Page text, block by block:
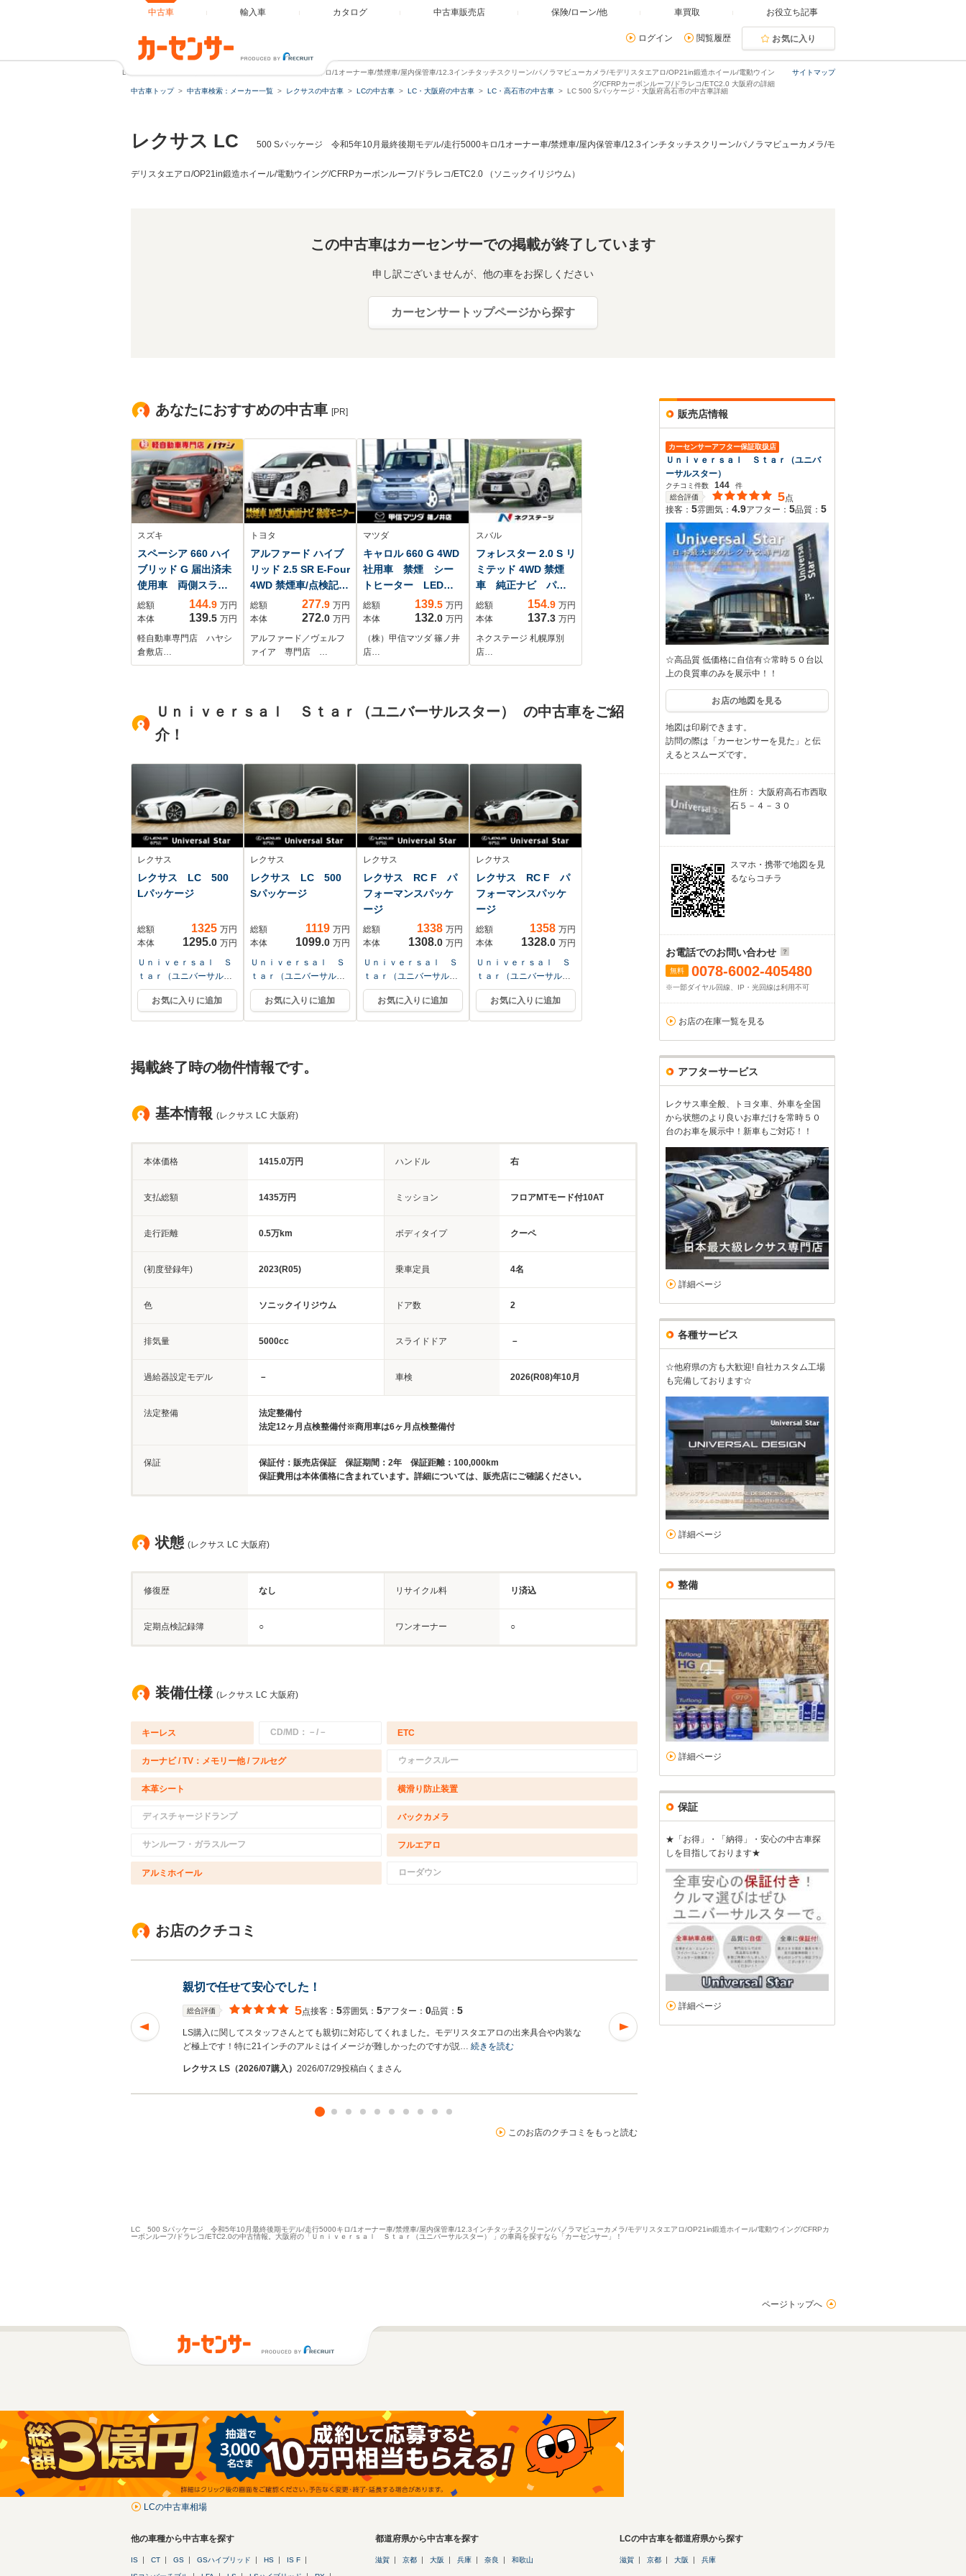
中古車 輸入車 カタログ 中古車販売店 保険/ローン/他 車買取 お役立ち記事
ログイン 閲覧履歴 お気に入り
サイトマップ
LC 500 Sパッケージ 令和5年10月最終後期モデル/走行5000キロ/1オーナー車/禁煙車/屋内保管車/12.3インチタッチスクリーン/パノラマビューカメラ/モデリスタエアロ/OP21in鍛造ホイール/電動ウイン
グ/CFRPカーボンルーフ/ドラレコ/ETC2.0 大阪府の詳細
中古車トップ
中古車検索：メーカー一覧 レクサスの中古車 LCの中古車 LC・大阪府の中古車 LC・高石市の中古車 LC 500 Sパッケージ・大阪府高石市の中古車詳細
レクサス LC 500 Sパッケージ 令和5年10月最終後期モデル/走行5000キロ/1オーナー車/禁煙車/屋内保管車/12.3インチタッチスクリーン/パノラマビューカメラ/モ
デリスタエアロ/OP21in鍛造ホイール/電動ウイング/CFRPカーボンルーフ/ドラレコ/ETC2.0 （ソニックイリジウム）
この中古車はカーセンサーでの掲載が終了しています
申し訳ございませんが、他の車をお探しください
カーセンサートップページから探す
あなたにおすすめの中古車 [PR]
スズキ
スペーシア 660 ハイ
ブリッド G 届出済未
使用車 両側スライ
ドドア ハイブリッ
ド LEDヘッドライ
ト 衝突被害軽減ブ
レーキ パーキング
センサー オートラ
ー プッシュスター
ト UVカットガラス
オートエアコン
総額 144.9 万円
本体
139.5 万円
軽自動車専門店 ハヤシ
倉敷店…
トヨタ
アルファード ハイブ
リッド 2.5 SR E-Four
4WD 禁煙車/点検記録
簿9枚/純正10型ナビ/
後席モニター/モデリ
スタエアロ/RSR車高
調/両側自動ドア/前車
追従レーダークルー
装置/黒ハーフレザー
総額 277.9 万円
本体
272.0 万円
アルファード／ヴェルフ
ァイア 専門店 …
マツダ
キャロル 660 G 4WD
社用車 禁煙 シー
トヒーター LEDヘ
ッドライト
総額 139.5 万円
本体
132.0 万円
（株）甲信マツダ 篠ノ井
店…
スバル
フォレスター 2.0 S リ
ミテッド 4WD 禁煙
車 純正ナビ パワ
ーバックドア 衝突
軽減 シートヒータ
ー レーダークルー
ズ ETC パドルシ
フト ルーフレー
Bluetooth再生 LED
総額 154.9 万円
本体
137.3 万円
ネクステージ 札幌厚別
店…
Ｕｎｉｖｅｒｓａｌ Ｓｔａｒ（ユニバーサルスター） の中古車をご紹
介！
レクサス
レクサス LC 500
Lパッケージ
総額 1325 万円
本体
1295.0 万円
Ｕｎｉｖｅｒｓａｌ Ｓ
ｔａｒ（ユニバーサルス
ター）
お気に入りに追加
レクサス
レクサス LC 500
Sパッケージ
総額 1119 万円
本体
1099.0 万円
Ｕｎｉｖｅｒｓａｌ Ｓ
ｔａｒ（ユニバーサルス
ター）
お気に入りに追加
レクサス
レクサス RC F パ
フォーマンスパッケ
ージ
総額 1338 万円
本体
1308.0 万円
Ｕｎｉｖｅｒｓａｌ Ｓ
ｔａｒ（ユニバーサルス
ター）
お気に入りに追加
レクサス
レクサス RC F パ
フォーマンスパッケ
ージ
総額 1358 万円
本体
1328.0 万円
Ｕｎｉｖｅｒｓａｌ Ｓ
ｔａｒ（ユニバーサルス
ター）
お気に入りに追加
掲載終了時の物件情報です。
基本情報 (レクサス LC 大阪府)
本体価格 1415.0万円 ハンドル 右
支払総額 1435万円 ミッション フロアMTモード付10AT
走行距離 0.5万km ボディタイプ クーペ
(初度登録年) 2023(R05) 乗車定員 4名
色 ソニックイリジウム ドア数 2
排気量 5000cc スライドドア －
過給器設定モデル － 車検 2026(R08)年10月
法定整備
法定整備付
法定12ヶ月点検整備付※商用車は6ヶ月点検整備付
保証
保証付：販売店保証 保証期間：2年 保証距離：100,000km
保証費用は本体価格に含まれています。詳細については、販売店にご確認ください。
状態 (レクサス LC 大阪府)
修復歴 なし リサイクル料 リ済込
定期点検記録簿 ○ ワンオーナー ○
装備仕様 (レクサス LC 大阪府)
キーレス CD/MD：－/－ ETC
カーナビ / TV：メモリー他 / フルセグ ウォークスルー
本革シート 横滑り防止装置
ディスチャージドランプ バックカメラ
サンルーフ・ガラスルーフ フルエアロ
アルミホイール ローダウン
お店のクチコミ
親切で任せて安心でした！
総合評価 5点接客： 5雰囲気： 5アフター： 0品質： 5
LS購入に関してスタッフさんとても親切に対応してくれました。モデリスタエアロの出来具合や内装な
ど極上です！特に21インチのアルミはイメージが難しかったのですが説… 続きを読む
レクサス LS（2026/07購入） 2026/07/29投稿白くまさん
最高に良質なお店
総合評価
このお店のクチコミをもっと読む
販売店情報
カーセンサーアフター保証取扱店
Ｕｎｉｖｅｒｓａｌ Ｓｔａｒ（ユニバ
ーサルスター）
クチコミ件数 144
件
総合評価
5点
接客： 5雰囲気： 4.9アフター： 5品質： 5
☆高品質 低価格に自信有☆常時５０台以
上の良質車のみを展示中！！
お店の地図を見る
地図は印刷できます。
訪問の際は「カーセンサーを見た」と伝
えるとスムーズです。
住所： 大阪府高石市西取
石５－４－３０
スマホ・携帯で地図を見
るならコチラ
お電話でのお問い合わせ
無料 0078-6002-405480
※一部ダイヤル回線、IP・光回線は利用不可
お店の在庫一覧を見る
アフターサービス
レクサス車全般、トヨタ車、外車を全国
から状態のより良いお車だけを常時５０
台のお車を展示中！新車もご対応！！
詳細ページ
各種サービス
☆他府県の方も大歓迎! 自社カスタム工場
も完備しております☆
詳細ページ
整備
詳細ページ
保証
★「お得」・「納得」・安心の中古車探
しを目指しております★
詳細ページ
LC 500 Sパッケージ 令和5年10月最終後期モデル/走行5000キロ/1オーナー車/禁煙車/屋内保管車/12.3インチタッチスクリーン/パノラマビューカメラ/モデリスタエアロ/OP21in鍛造ホイール/電動ウイング/CFRPカ
ーボンルーフ/ドラレコ/ETC2.0の中古情報。大阪府の「Ｕｎｉｖｅｒｓａｌ Ｓｔａｒ（ユニバーサルスター） 」の車両を探すなら「カーセンサー」！
ページトップへ
LCの中古車相場
他の車種から中古車を探す
IS CT GS GSハイブリッド HS IS F
都道府県から中古車を探す
滋賀 京都 大阪 兵庫 奈良 和歌山
LCの中古車を都道府県から探す
滋賀 京都 大阪 兵庫